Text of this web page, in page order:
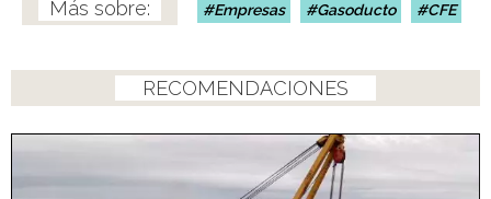
Empresas Gasoducto CFE
RECOMENDACIONES